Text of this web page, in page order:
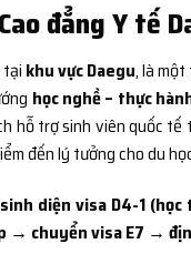
đẳng Y tế
khu vực Daegu, là
học nghề – thực
hỗ trợ sinh viên quốc tế
đến lý tưởng cho du
diện visa D4-1
chuyển visa E7 →